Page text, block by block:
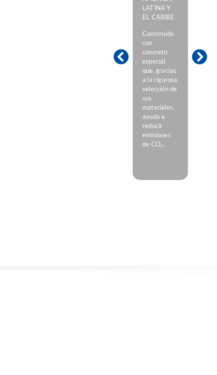
LATINA Y
EL CARIBE
Construido
con
concreto
especial
que, gracias
a la rigurosa
selección de
sus
materiales,
ayuda a
reducir
emisiones
de CO₂.